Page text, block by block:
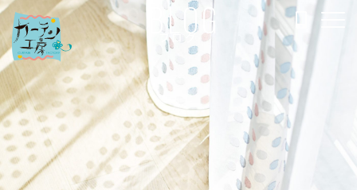
BLOG
ブログ